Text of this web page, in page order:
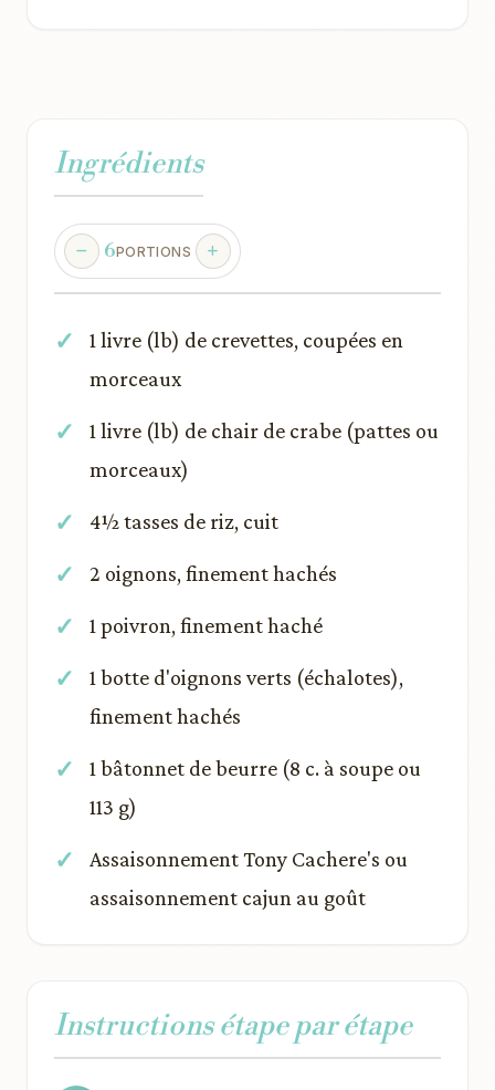
Ingrédients
6PORTIONS
1 livre (lb) de crevettes, coupées en
morceaux
1 livre (lb) de chair de crabe (pattes ou
morceaux)
4½ tasses de riz, cuit
2 oignons, finement hachés
1 poivron, finement haché
1 botte d'oignons verts (échalotes),
finement hachés
1 bâtonnet de beurre (8 c. à soupe ou
113 g)
Assaisonnement Tony Cachere's ou
assaisonnement cajun au goût
Instructions étape par étape